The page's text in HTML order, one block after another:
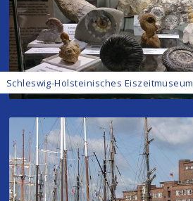
Schleswig-Holsteinisches Eiszeitmuseum